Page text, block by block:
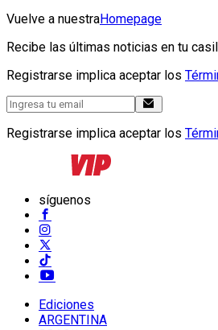
Vuelve a nuestraHomepage
Recibe las últimas noticias en tu
Registrarse implica aceptar los
Registrarse implica aceptar los
síguenos
Ediciones
ARGENTINA